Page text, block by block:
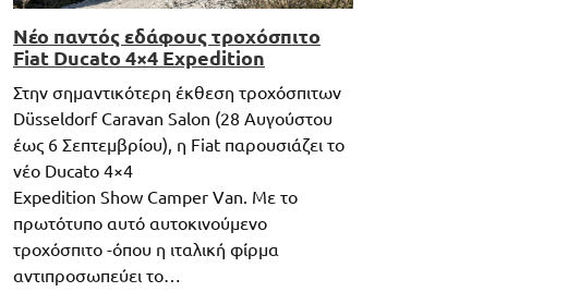
Νέο παντός εδάφους τροχόσπιτο
Fiat Ducato 4×4 Expedition
Στην σημαντικότερη έκθεση τροχόσπιτων
Düsseldorf Caravan Salon (28 Αυγούστου
έως 6 Σεπτεμβρίου), η Fiat παρουσιάζει το
νέο Ducato 4×4
Expedition Show Camper Van. Με το
πρωτότυπο αυτό αυτοκινούμενο
τροχόσπιτο -όπου η ιταλική φίρμα
αντιπροσωπεύει το…